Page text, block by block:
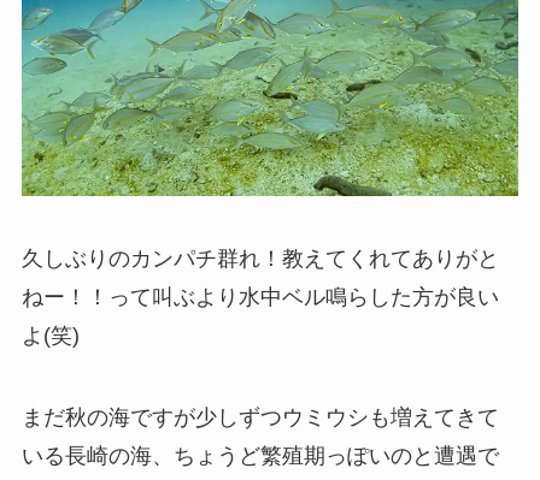
久しぶりのカンパチ群れ！教えてくれてありがと
ねー！！って叫ぶより水中ベル鳴らした方が良い
よ(笑)
まだ秋の海ですが少しずつウミウシも増えてきて
いる長崎の海、ちょうど繁殖期っぽいのと遭遇で